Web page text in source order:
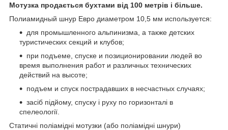
Мотузка продається бухтами від 100 метрів і більше.
Полиамидный шнур Евро диаметром 10,5 мм используется:
для промышленного альпинизма, а также детских
туристических секций и клубов;
при подъеме, спуске и позиционировании людей во
время выполнения работ и различных технических
действий на высоте;
подъем и спуск пострадавших в несчастных случаях;
засіб підйому, спуску і руху по горизонталі в
спелеології.
Статичні поліамідні мотузки (або поліамідні шнури)